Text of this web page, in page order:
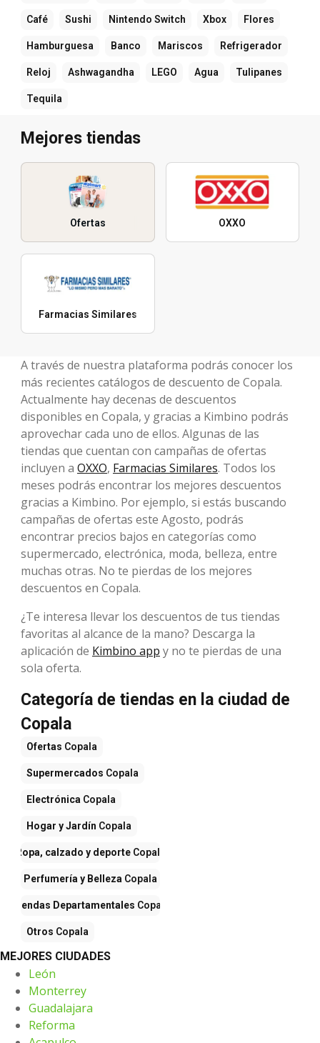
Café Sushi Nintendo Switch Xbox Flores
Hamburguesa Banco Mariscos Refrigerador
Reloj Ashwagandha LEGO Agua Tulipanes
Tequila
Mejores tiendas
Ofertas OXXO
Farmacias Similares
A través de nuestra plataforma podrás conocer los
más recientes catálogos de descuento de Copala.
Actualmente hay decenas de descuentos
disponibles en Copala, y gracias a Kimbino podrás
aprovechar cada uno de ellos. Algunas de las
tiendas que cuentan con campañas de ofertas
incluyen a OXXO, Farmacias Similares. Todos los
meses podrás encontrar los mejores descuentos
gracias a Kimbino. Por ejemplo, si estás buscando
campañas de ofertas este Agosto, podrás
encontrar precios bajos en categorías como
supermercado, electrónica, moda, belleza, entre
muchas otras. No te pierdas de los mejores
descuentos en Copala.
¿Te interesa llevar los descuentos de tus tiendas
favoritas al alcance de la mano? Descarga la
aplicación de Kimbino app y no te pierdas de una
sola oferta.
Categoría de tiendas en la ciudad de
Copala
Ofertas Copala
Supermercados Copala
Electrónica Copala
Hogar y Jardín Copala
Ropa, calzado y deporteCopala
Perfumería y Belleza Copala
Tiendas Departamentales Copala
Otros Copala
MEJORES CIUDADES
León
Monterrey
Guadalajara
Reforma